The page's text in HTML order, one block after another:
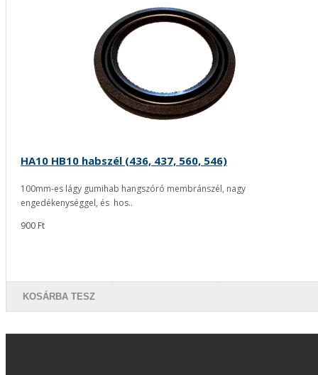
HA10 HB10 habszél (436, 437, 560, 546)
100mm-es lágy gumihab hangszóró membránszél, nagy
engedékenységgel, és hos..
900 Ft
KOSÁRBA TESZ